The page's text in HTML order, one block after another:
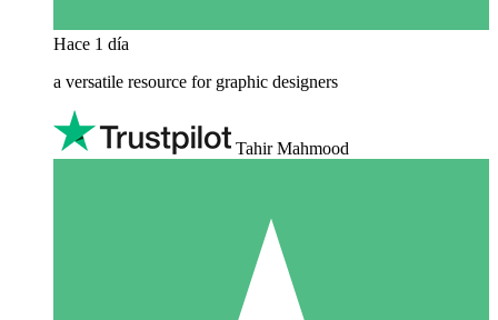
Hace 1 día
a versatile resource for graphic designers
Tahir Mahmood